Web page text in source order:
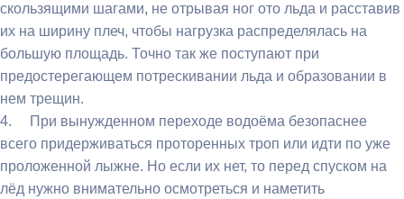
скользящими шагами, не отрывая ног ото льда и расставив
их на ширину плеч, чтобы нагрузка распределялась на
большую площадь. Точно так же поступают при
предостерегающем потрескивании льда и образовании в
нем трещин.
4. При вынужденном переходе водоёма безопаснее
всего придерживаться проторенных троп или идти по уже
проложенной лыжне. Но если их нет, то перед спуском на
лёд нужно внимательно осмотреться и наметить